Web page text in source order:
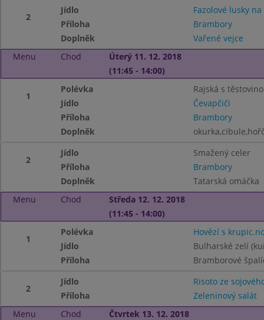
2
Jídlo
Fazolové lusky
Příloha
Brambory
Doplněk
Vařené vejce
Menu
Chod
Úterý 11. 12. 2018
(11:45 - 14:00)
1
Polévka
Rajská s
Jídlo
Čevapčiči
Příloha
Brambory
Doplněk
2
Jídlo
Smažený celer
Příloha
Brambory
Doplněk
Tatarská omáčka
Menu
Chod
Středa 12. 12. 2018
(11:45 - 14:00)
1
Polévka
Hovězí s
Jídlo
Bulharské zelí
Příloha
Bramborové
2
Jídlo
Risoto ze
Příloha
Zeleninový salát
Menu
Chod
Čtvrtek 13. 12. 2018